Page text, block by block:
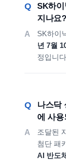
SK하
지나요?
SK하이
년 7월
정입니
나스닥
에 사
조달된
첨단 패
AI 반도